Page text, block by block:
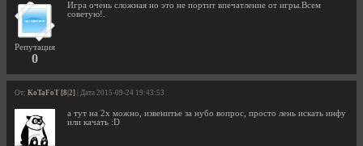
Репутация
0
Игра очень сложная но это не портит впечатление от игры.Всем
советую!.
От: KoTaFoT [8|2] | Дата 2015-09-24 19:43:53
а тут на 2х можно, извенитье за нубо вопрос, просто лень искать инфу
или качать :D